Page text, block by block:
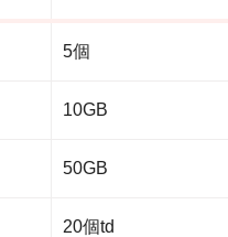
5個
10GB
50GB
20個td